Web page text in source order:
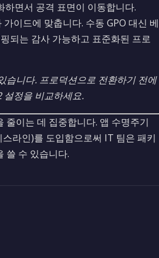
면서 공격 표면이 이동합니다.
이드에 맞춥니다. 수동 GPO 대신 베
되는 감사 가능하고 표준화된 프로
습니다. 프로덕션으로 전환하기 전에
설정을 비교하세요.
이는 데 집중합니다. 앱 수명주기
라인)를 도입함으로써 IT 팀은 패키
쓸 수 있습니다.